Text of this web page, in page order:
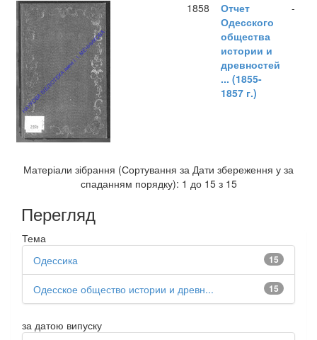
1858
Отчет
Одесского
общества
истории и
древностей
... (1855-
1857 г.)
-
Матеріали зібрання (Сортування за Дати збереження у за
спаданням порядку): 1 до 15 з 15
Перегляд
Тема
15
Одессика
15
Одесское общество истории и древн...
за датою випуску